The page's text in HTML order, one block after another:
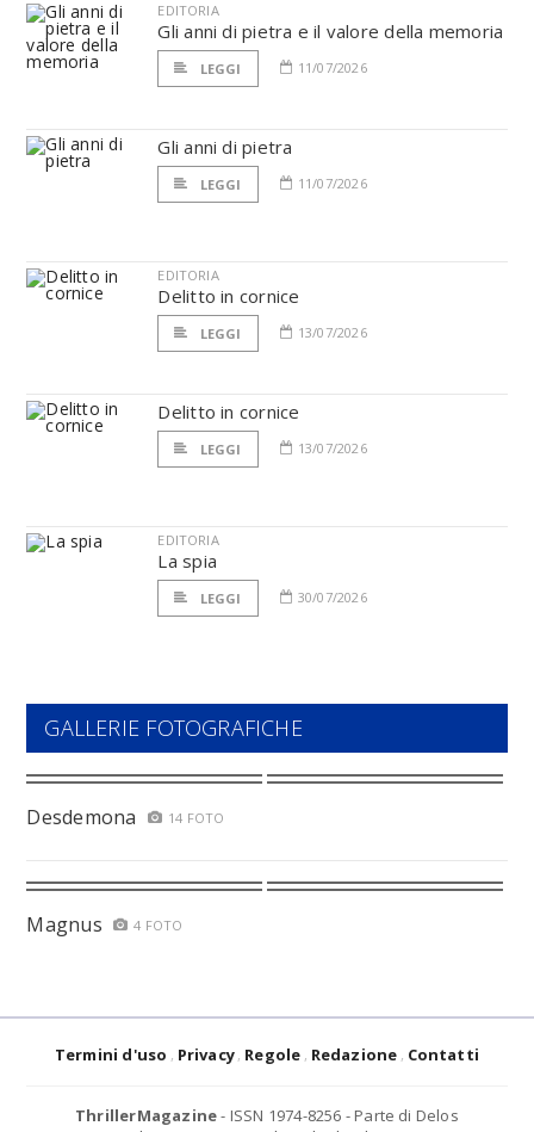
EDITORIA
Gli anni di pietra e il valore della memoria
LEGGI 11/07/2026
Gli anni di pietra
LEGGI 11/07/2026
EDITORIA
Delitto in cornice
LEGGI 13/07/2026
Delitto in cornice
LEGGI 13/07/2026
EDITORIA
La spia
LEGGI 30/07/2026
GALLERIE FOTOGRAFICHE
Desdemona 14 FOTO
Magnus 4 FOTO
Termini d'uso Privacy Regole Redazione Contatti
ThrillerMagazine- ISSN 1974-8256 - Parte di Delos